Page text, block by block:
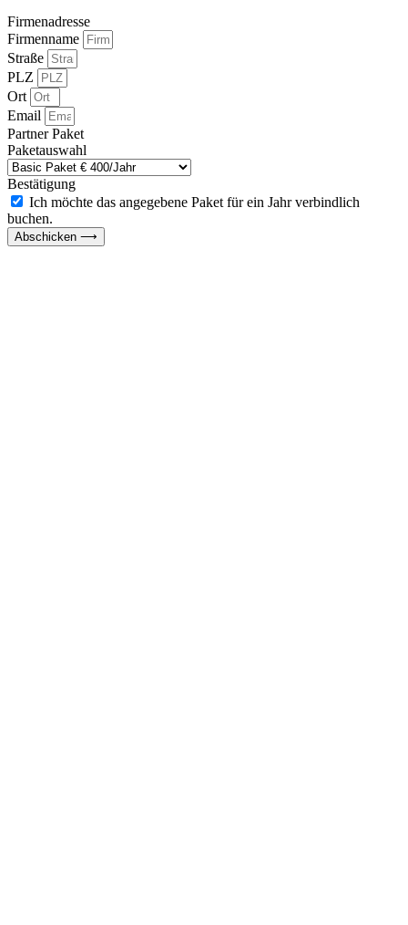
Firmenadresse
Firmenname
Straße
PLZ
Ort
Email
Partner Paket
Paketauswahl
Bestätigung
Ich möchte das angegebene Paket für ein Jahr verbindlich
buchen.
Abschicken ⟶